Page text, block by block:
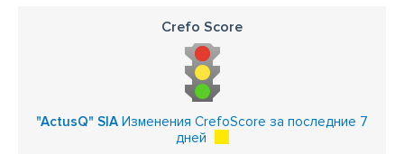
Crefo Score
"ActusQ" SIA Изменения CrefoScore за последние 7
дней